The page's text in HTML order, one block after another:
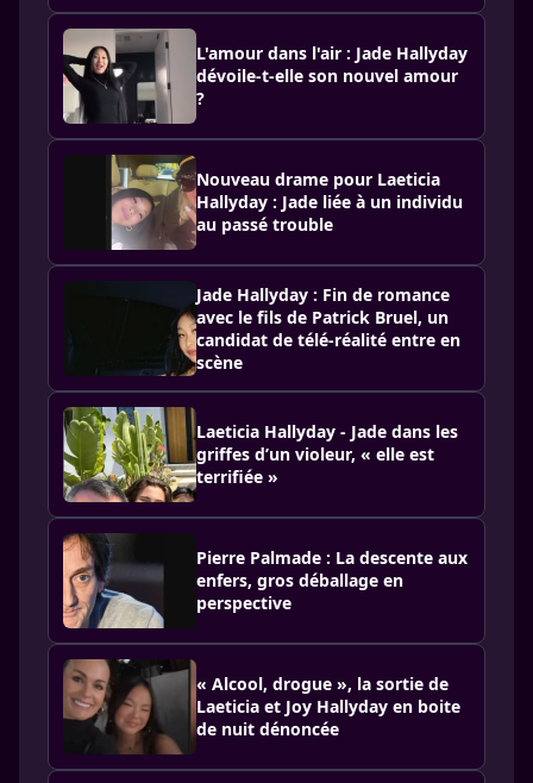
L'amour dans l'air : Jade Hallyday
dévoile-t-elle son nouvel amour
?
Nouveau drame pour Laeticia
Hallyday : Jade liée à un individu
au passé trouble
Jade Hallyday : Fin de romance
avec le fils de Patrick Bruel, un
candidat de télé-réalité entre en
scène
Laeticia Hallyday - Jade dans les
griffes d’un violeur, « elle est
terrifiée »
Pierre Palmade : La descente aux
enfers, gros déballage en
perspective
« Alcool, drogue », la sortie de
Laeticia et Joy Hallyday en boite
de nuit dénoncée